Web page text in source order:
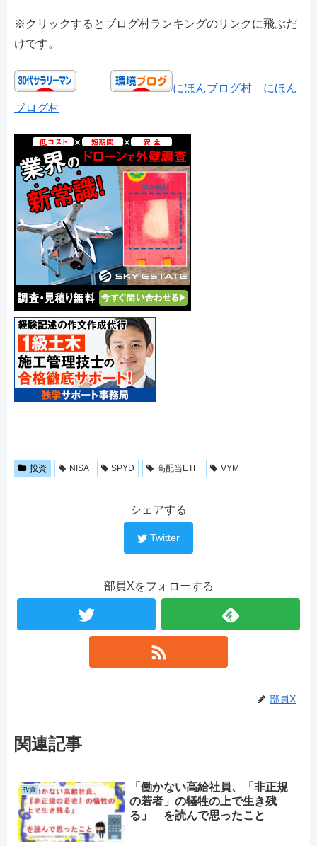
※クリックするとブログ村ランキングのリンクに飛ぶだ
けです。
にほんブログ村
にほん
ブログ村
投資 NISA SPYD 高配当ETF VYM
シェアする
Twitter
部員Xをフォローする
部員X
関連記事
投資
「働かない高給社員、「非正規
の若者」の犠牲の上で生き残
る」 を読んで思ったこと